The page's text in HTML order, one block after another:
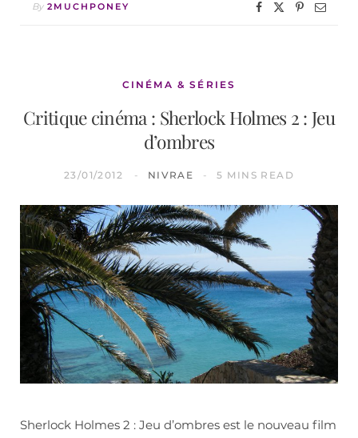
By 2MUCHPONEY
CINÉMA & SÉRIES
Critique cinéma : Sherlock Holmes 2 : Jeu
d’ombres
23/01/2012 NIVRAE 5 MINS READ
Sherlock Holmes 2 : Jeu d’ombres est le nouveau film